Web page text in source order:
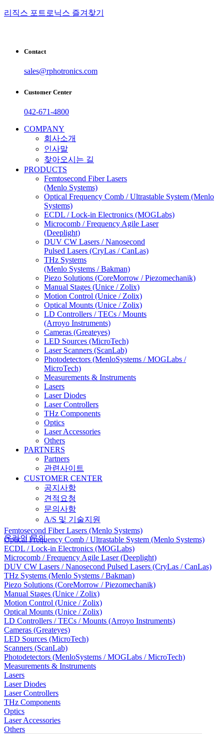
리직스 포트로닉스 즐겨찾기
Contact
sales@rphotronics.com
Customer Center
042-671-4800
COMPANY
회사소개
인사말
찾아오시는 길
PRODUCTS
Femtosecond Fiber Lasers
(Menlo Systems)
Optical Frequency Comb / Ultrastable System (Menlo
Systems)
ECDL / Lock-in Electronics (MOGLabs)
Microcomb / Frequency Agile Laser
(Deeplight)
DUV CW Lasers / Nanosecond
Pulsed Lasers (CryLas / CanLas)
THz Systems
(Menlo Systems / Bakman)
Piezo Solutions (CoreMorrow / Piezomechanik)
Manual Stages (Unice / Zolix)
Motion Control (Unice / Zolix)
Optical Mounts (Unice / Zolix)
LD Controllers / TECs / Mounts
(Arroyo Instruments)
Cameras (Greateyes)
LED Sources (MicroTech)
Laser Scanners (ScanLab)
Photodetectors (MenloSystems / MOGLabs /
MicroTech)
Measurements & Instruments
Lasers
Laser Diodes
Laser Controllers
THz Components
Optics
Laser Accessories
Others
PARTNERS
Partners
관련사이트
CUSTOMER CENTER
공지사항
견적요청
문의사항
A/S 및 기술지원
온라인 문의
Femtosecond Fiber Lasers (Menlo Systems)
Optical Frequency Comb / Ultrastable System (Menlo Systems)
ECDL / Lock-in Electronics (MOGLabs)
Microcomb / Frequency Agile Laser (Deeplight)
DUV CW Lasers / Nanosecond Pulsed Lasers (CryLas / CanLas)
THz Systems (Menlo Systems / Bakman)
Piezo Solutions (CoreMorrow / Piezomechanik)
Manual Stages (Unice / Zolix)
Motion Control (Unice / Zolix)
Optical Mounts (Unice / Zolix)
LD Controllers / TECs / Mounts (Arroyo Instruments)
Cameras (Greateyes)
LED Sources (MicroTech)
Scanners (ScanLab)
Photodetectors (MenloSystems / MOGLabs / MicroTech)
Measurements & Instruments
Lasers
Laser Diodes
Laser Controllers
THz Components
Optics
Laser Accessories
Others